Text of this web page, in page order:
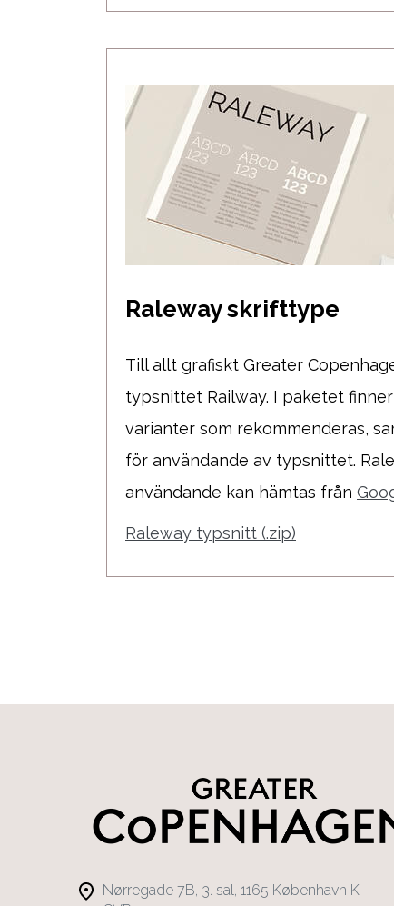
Raleway skrifttype
Till allt grafiskt Greater
typsnittet Railway. I paketet
varianter som rekommenderas,
för användande av typsnittet.
användande kan hämtas från
Raleway typsnitt (.zip)
Nørregade 7B, 3. sal, 1165 København K